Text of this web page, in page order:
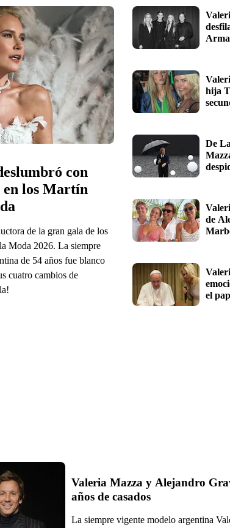
con
en los Martín
de la gran gala de los
Moda 2026. La siempre
de 54 años fue blanco
cuatro cambios de
hija
De
de
el
Valeria Mazza y Alejandro
años de casados
La siempre vigente modelo argentina